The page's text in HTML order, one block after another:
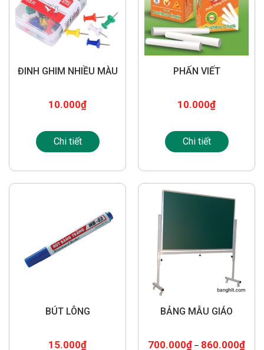
ĐINH GHIM NHIỀU MÀU
10.000₫
Chi tiết
PHẤN VIẾT
10.000₫
Chi tiết
BÚT LÔNG
15.000₫
BẢNG MẪU GIÁO
700.000₫ – 860.000₫